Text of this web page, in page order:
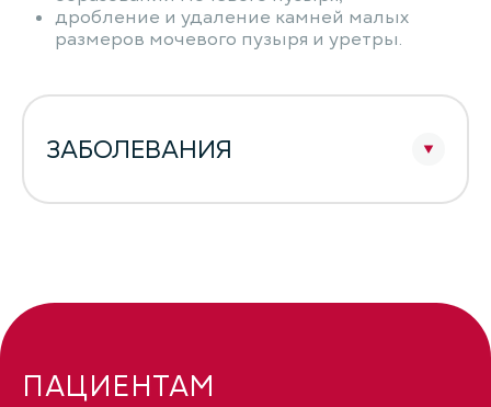
дробление и удаление камней малых
размеров мочевого пузыря и уретры.
ЗАБОЛЕВАНИЯ
ПАЦИЕНТАМ